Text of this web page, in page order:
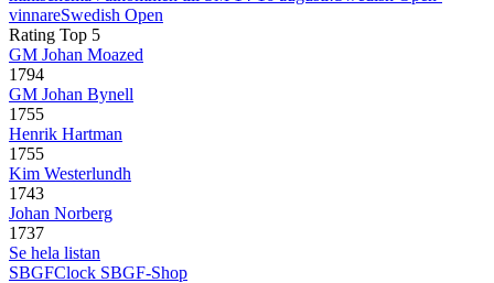
vinnareSwedish Open
Rating Top 5
GM Johan Moazed
1794
GM Johan Bynell
1755
Henrik Hartman
1755
Kim Westerlundh
1743
Johan Norberg
1737
Se hela listan
SBGFClock SBGF-Shop